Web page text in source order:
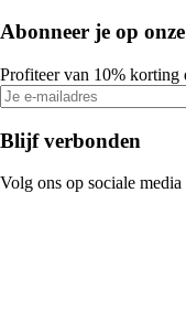
Abonneer je op
Profiteer van 10% korting
Blijf verbonden
Volg ons op sociale media